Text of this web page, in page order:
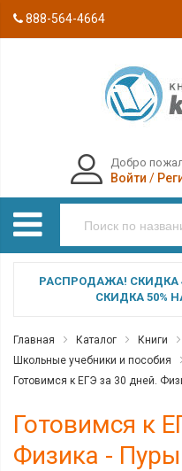
888-564-4664
Добро
Войти /
РАСПРОДАЖА! СКИДКА
СКИДКА 50%
Главная Каталог Книги
Школьные учебники и пособия
Готовимся к ЕГЭ за 30 дней.
Готовимся к
Физика -